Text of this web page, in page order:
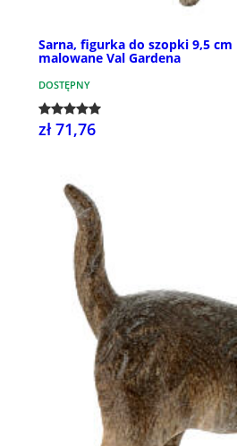
Sarna, figurka do szopki 9,5
malowane Val Gardena
DOSTĘPNY
zł 71,76